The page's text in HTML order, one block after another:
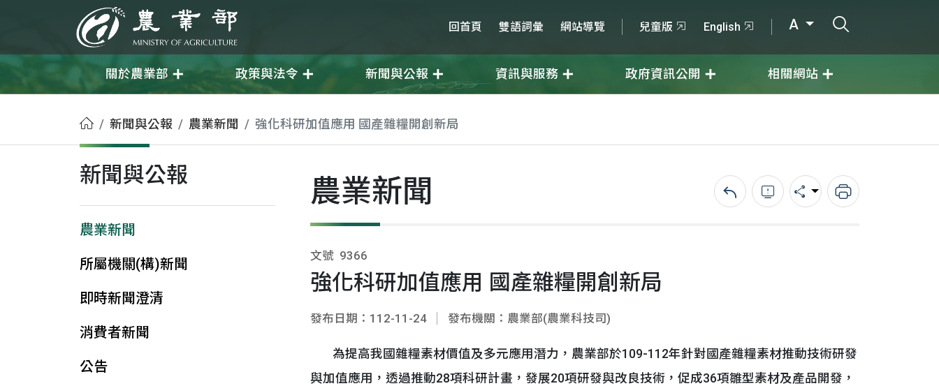
農業部 回首頁 雙語詞彙 網站導覽 兒童版 English A
關於農業部 政策與法令 新聞與公報 資訊與服務 政府資訊公開 相關網站
首頁新聞與公報 農業新聞 強化科研加值應用 國產雜糧開創新局
新聞與公報
農業新聞
所屬機關(構)新聞
即時新聞澄清
消費者新聞
公告
農業新聞 回上一頁錯誤回報分享 列印
文號 9366
強化科研加值應用 國產雜糧開創新局
發布日期：112-11-24 發布機關：農業部(農業科技司)
為提高我國雜糧素材價值及多元應用潛力，農業部於109-112年針對國產雜糧素材推動技術研發
與加值應用，透過推動28項科研計畫，發展20項研發與改良技術，促成36項雛型素材及產品開發，